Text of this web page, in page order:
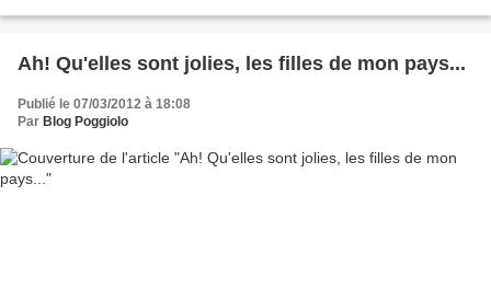
Ah! Qu'elles sont jolies, les filles de mon pays...
Publié le 07/03/2012 à 18:08
Par Blog Poggiolo